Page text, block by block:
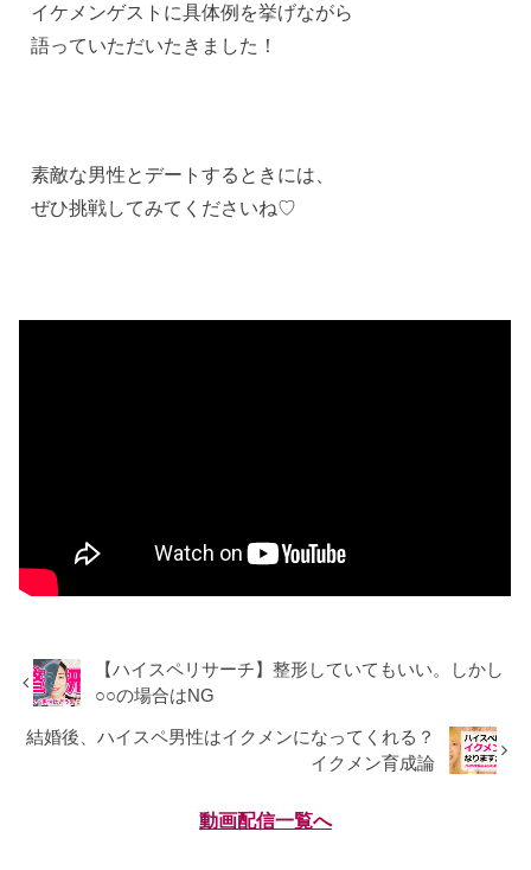
イケメンゲストに具体例を挙げながら
語っていただいたきました！
素敵な男性とデートするときには、
ぜひ挑戦してみてくださいね♡
【ハイスペリサーチ】整形していてもいい。しかし
○○の場合はNG
結婚後、ハイスペ男性はイクメンになってくれる？
イクメン育成論
動画配信一覧へ